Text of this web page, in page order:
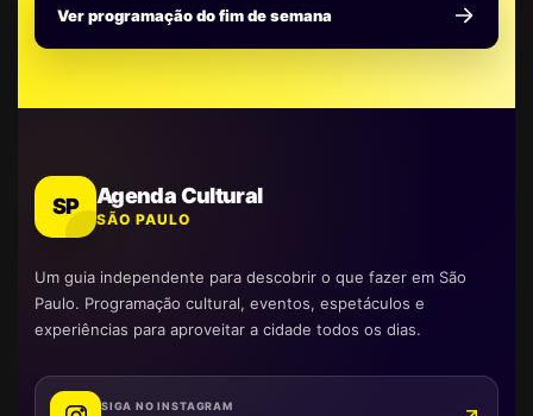
Ver programação do fim de semana
SP Agenda Cultural
SÃO PAULO
Um guia independente para descobrir o que fazer em São
Paulo. Programação cultural, eventos, espetáculos e
experiências para aproveitar a cidade todos os dias.
SIGA NO INSTAGRAM